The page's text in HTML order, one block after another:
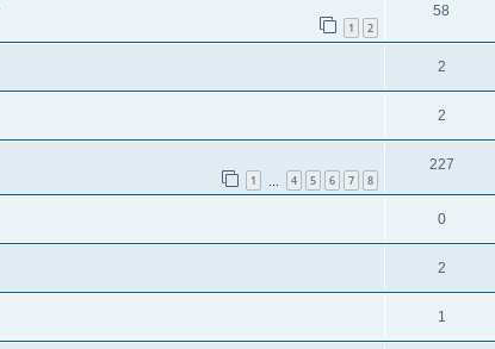
1 2
58
2
2
1 4 5 6 7 8
227
0
2
1